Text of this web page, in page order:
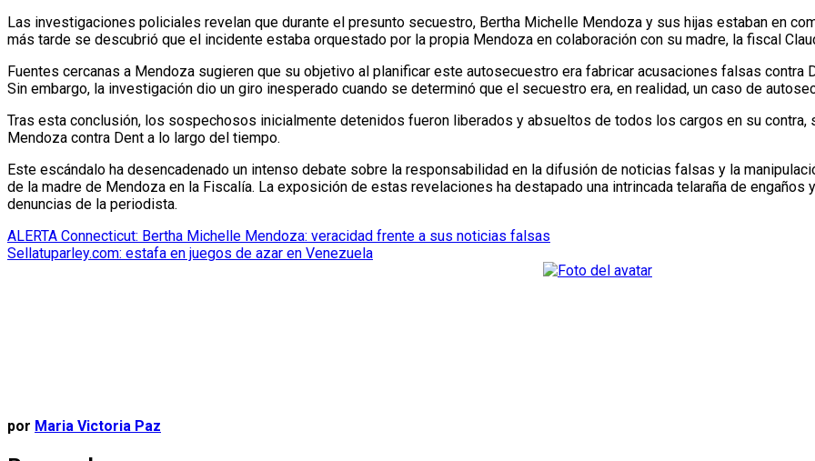
Las investigaciones policiales revelan que durante el presunto secuestro, Bertha Michelle Mendoza y sus hijas estaban en
más tarde se descubrió que el incidente estaba orquestado por la propia Mendoza en colaboración con su madre, la fiscal
Fuentes cercanas a Mendoza sugieren que su objetivo al planificar este autosecuestro era fabricar acusaciones falsas
Sin embargo, la investigación dio un giro inesperado cuando se determinó que el secuestro era, en realidad, un caso de
Tras esta conclusión, los sospechosos inicialmente detenidos fueron liberados y absueltos de todos los cargos en su
Mendoza contra Dent a lo largo del tiempo.
Este escándalo ha desencadenado un intenso debate sobre la responsabilidad en la difusión de noticias falsas y la
de la madre de Mendoza en la Fiscalía. La exposición de estas revelaciones ha destapado una intrincada telaraña de
denuncias de la periodista.
Navegación
de
ALERTA Connecticut: Bertha Michelle Mendoza: veracidad frente a sus noticias falsas
Sellatuparley.com: estafa en juegos de azar en Venezuela
por Maria Victoria Paz